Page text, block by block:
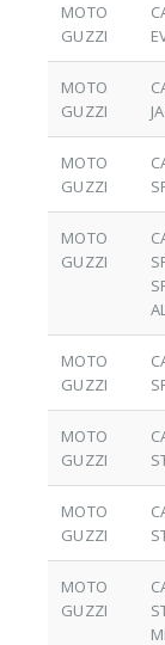
MOTO
GUZZI
MOTO
GUZZI
MOTO
GUZZI
MOTO
GUZZI
MOTO
GUZZI
MOTO
GUZZI
MOTO
GUZZI
MOTO
GUZZI